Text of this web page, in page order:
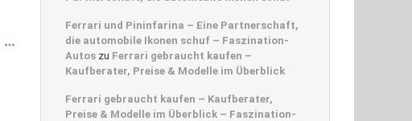
Ferrari und Pininfarina – Eine Partnerschaft,
die automobile Ikonen schuf – Faszination-
Autos zu Ferrari gebraucht kaufen –
Kaufberater, Preise & Modelle im Überblick
Ferrari gebraucht kaufen – Kaufberater,
Preise & Modelle im Überblick – Faszination-